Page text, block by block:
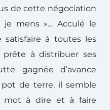
de cette négociation
mens »… Acculé le
à toutes les
prête à distribuer ses
gagnée d’avance
de terre, il semble
à dire et à faire